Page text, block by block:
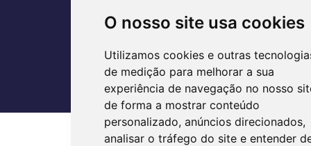
O nosso site usa cookies
Utilizamos cookies e outras
de medição para melhorar a sua
experiência de navegação no nosso
de forma a mostrar conteúdo
personalizado, anúncios direcionados,
analisar o tráfego do site e entender
TRABALHE CONOSCO